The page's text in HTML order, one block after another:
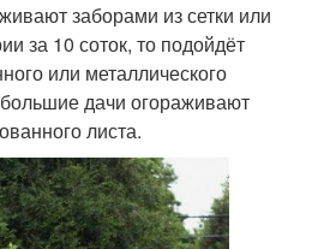
заборами из сетки или
за 10 соток, то подойдёт
или металлического
дачи огораживают
листа.